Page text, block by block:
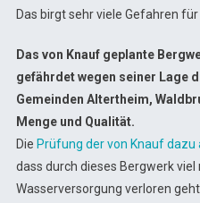
Das birgt sehr viele Gefahren
Das von Knauf geplante
gefährdet wegen seiner Lage
Gemeinden Altertheim,
Menge und Qualität.
Die Prüfung der von Knauf
dass durch dieses Bergwerk
Wasserversorgung verloren